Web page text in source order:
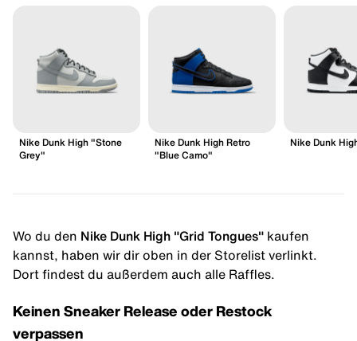
Nike Dunk High "Stone
Grey"
Nike Dunk High Retro
"Blue Camo"
Nike Dunk
Wo du den Nike Dunk High "Grid Tongues" kaufen
kannst, haben wir dir oben in der Storelist verlinkt.
Dort findest du außerdem auch alle Raffles.
Keinen Sneaker Release oder Restock
verpassen